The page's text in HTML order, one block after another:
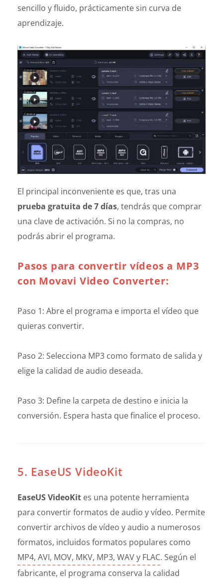
sencillo y fluido, prácticamente sin curva de
aprendizaje.
El principal inconveniente es que, tras una
prueba gratuita de 7 días, tendrás que comprar
una clave de activación. Si no la compras, no
podrás abrir el programa.
Pasos para convertir vídeos a MP3
con Movavi Video Converter:
Paso 1: Abre el programa e importa el vídeo que
quieras convertir.
Paso 2: Selecciona MP3 como formato de salida y
elige la calidad de audio deseada.
Paso 3: Define la carpeta de destino e inicia la
conversión. Espera hasta que finalice el proceso.
5. EaseUS VideoKit
EaseUS VideoKit es una potente herramienta
para convertir formatos de audio y vídeo. Permite
convertir archivos de vídeo y audio a numerosos
formatos, incluidos formatos populares como
MP4, AVI, MOV, MKV, MP3, WAV y FLAC. Según el
fabricante, el programa conserva la calidad